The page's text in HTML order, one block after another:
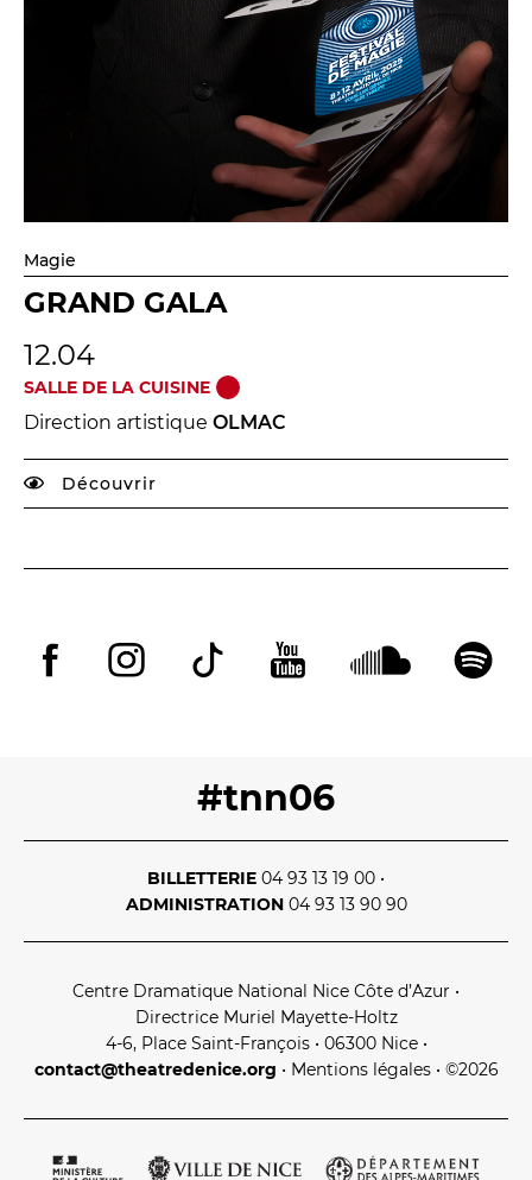
Magie
GRAND GALA
12.04
SALLE DE LA CUISINE
Direction artistique OLMAC
Découvrir
#tnn06
BILLETTERIE 04 93 13 19 00 •
ADMINISTRATION 04 93 13 90 90
Centre Dramatique National Nice Côte d’Azur •
Directrice Muriel Mayette‑Holtz
4‑6, Place Saint‑François • 06300 Nice •
contact@theatredenice.org • Mentions légales• ©2026